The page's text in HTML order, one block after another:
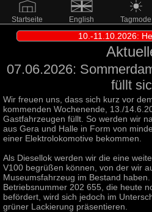
Startseite English Tagmode
10.-11.10.2026:
07.06.2026:
füllt
Wir freuen uns, dass sich kurz vor
kommenden Wochenende, 13./
Gastfahrzeugen füllt. So werden wir
aus Gera und Halle in Form von
einer Elektrolokomotive bekommen.
Als Diesellok werden wir die eine
V100 begrüßen können, von der wir
Museumsfahrzeug im Bestand
Betriebsnummer 202 655, die heute
befördert, wird sich jedoch im
grüner Lackierung präsentieren.